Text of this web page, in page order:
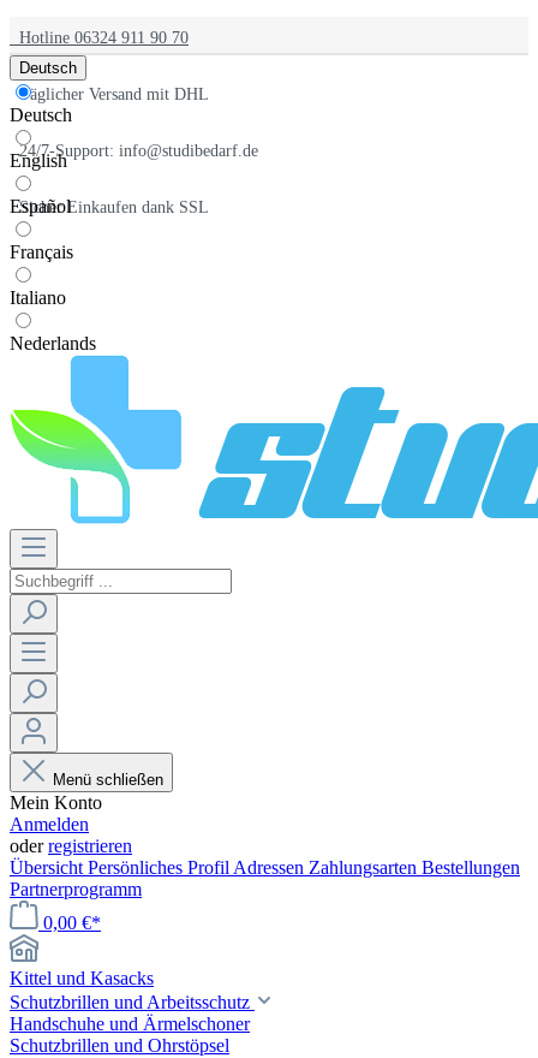
Hotline 06324 911 90 70
Täglicher Versand mit DHL
24/7-Support: info@studibedarf.de
Sicher Einkaufen dank SSL
Deutsch
Deutsch
English
Español
Français
Italiano
Nederlands
Menü schließen
Mein Konto
Anmelden
oderregistrieren
Übersicht Persönliches Profil Adressen Zahlungsarten Bestellungen
Partnerprogramm
0,00 €*
Kittel und Kasacks
Schutzbrillen und Arbeitsschutz
Handschuhe und Ärmelschoner
Schutzbrillen und Ohrstöpsel